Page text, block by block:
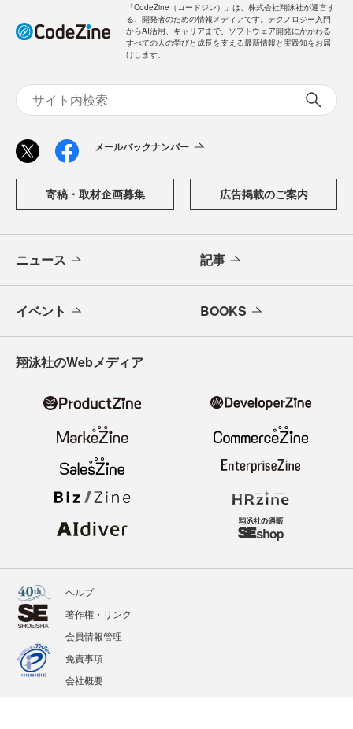
「CodeZine（コードジン）」は、株式会社翔泳社が運営す
る、開発者のための情報メディアです。テクノロジー入門
からAI活用、キャリアまで、ソフトウェア開発にかかわる
すべての人の学びと成長を支える最新情報と実践知をお届
けします。
メールバックナンバー
寄稿・取材企画募集 広告掲載のご案内
ニュース 記事
イベント BOOKS
翔泳社のWebメディア
ヘルプ
著作権・リンク
会員情報管理
免責事項
会社概要